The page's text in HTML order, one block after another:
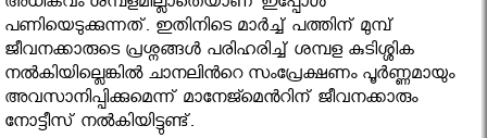
പണിയെടുക്കുന്നത്. ഇതിനിടെ മാർച്ച് പത്തിന് മുമ്പ്
ജീവനക്കാരുടെ പ്രശ്നങ്ങൾ പരിഹരിച്ച് ശമ്പള കുടിശ്ശിക
നൽകിയില്ലെങ്കിൽ ചാനലിൻറെ സംപ്രേക്ഷണം പൂർണ്ണമായും
അവസാനിപ്പിക്കുമെന്ന് മാനേജ്മെൻറിന് ജീവനക്കാരും
നോട്ടീസ് നൽകിയിട്ടുണ്ട്.